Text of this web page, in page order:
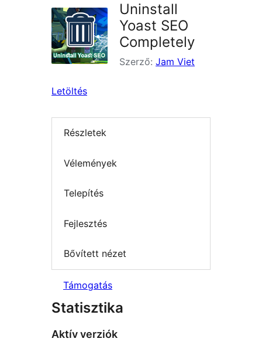
Uninstall
Yoast SEO
Completely
Szerző: Jam Viet
Letöltés
Részletek
Vélemények
Telepítés
Fejlesztés
Bővített nézet
Támogatás
Statisztika
Aktív verziók